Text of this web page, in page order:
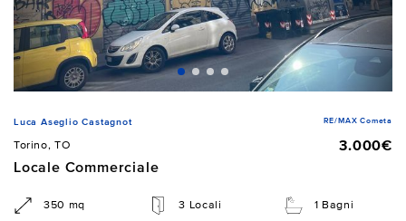
Luca Aseglio Castagnot RE/MAX Cometa
Torino, TO
3.000€
Locale Commerciale
350 mq 3 Locali 1 Bagni